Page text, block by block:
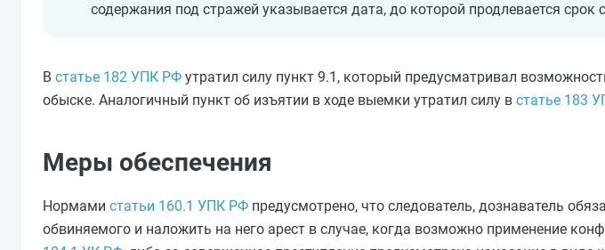
содержания под стражей указывается дата, до которой продлевается срок
В статье 182 УПК РФ утратил силу пункт 9.1, который предусматривал
обыске. Аналогичный пункт об изъятии в ходе выемки утратил силу в статье 183
Меры обеспечения
Нормами статьи 160.1 УПК РФ предусмотрено, что следователь, дознаватель
обвиняемого и наложить на него арест в случае, когда возможно применение